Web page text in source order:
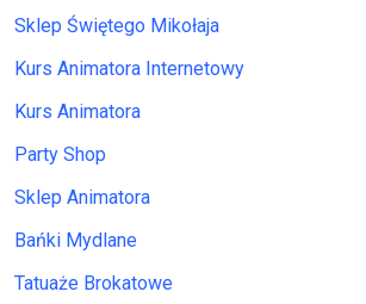
Sklep Świętego Mikołaja
Kurs Animatora Internetowy
Kurs Animatora
Party Shop
Sklep Animatora
Bańki Mydlane
Tatuaże Brokatowe